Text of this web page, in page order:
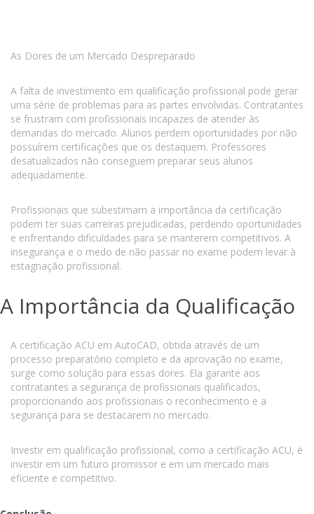
As Dores de um Mercado Despreparado
A falta de investimento em qualificação profissional pode gerar
uma série de problemas para as partes envolvidas. Contratantes
se frustram com profissionais incapazes de atender às
demandas do mercado. Alunos perdem oportunidades por não
possuírem certificações que os destaquem. Professores
desatualizados não conseguem preparar seus alunos
adequadamente.
Profissionais que subestimam a importância da certificação
podem ter suas carreiras prejudicadas, perdendo oportunidades
e enfrentando dificuldades para se manterem competitivos. A
insegurança e o medo de não passar no exame podem levar à
estagnação profissional.
A Importância da Qualificação
A certificação ACU em AutoCAD, obtida através de um
processo preparatório completo e da aprovação no exame,
surge como solução para essas dores. Ela garante aos
contratantes a segurança de profissionais qualificados,
proporcionando aos profissionais o reconhecimento e a
segurança para se destacarem no mercado.
Investir em qualificação profissional, como a certificação ACU, é
investir em um futuro promissor e em um mercado mais
eficiente e competitivo.